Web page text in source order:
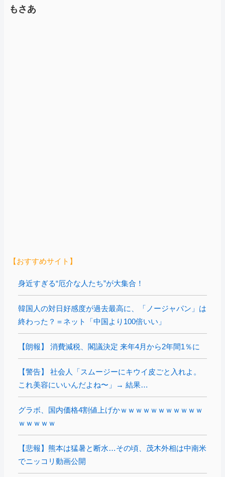
もさあ
【おすすめサイト】
身近すぎる“厄介な人たち”が大集合！
韓国人の対日好感度が過去最高に、「ノージャパン」は
終わった？＝ネット「中国より100倍いい」
【朗報】 消費減税、閣議決定 来年4月から2年間1％に
【警告】 社会人「スムージーにキウイ皮ごと入れよ。
これ美容にいいんだよね〜」→ 結果…
グラボ、国内価格4割値上げかｗｗｗｗｗｗｗｗｗｗｗ
ｗｗｗｗｗ
【悲報】熊本は猛暑と断水…その頃、茂木外相は中南米
でニッコリ動画公開